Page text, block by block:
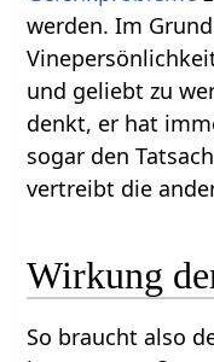
werden. Im
und geliebt zu
denkt, er hat
sogar den
vertreibt die
Wirkung
So braucht also